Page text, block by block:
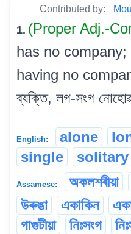
Contributed by:
1. (Proper Adj.-
has no
having no
ব্যক্তি, লগ-সংগ
English: alone
single
solitary
Assamese: অকলশৰীয়া
উৰুঙা একাকিন
গাগুটীয়া
নিঃসংগ